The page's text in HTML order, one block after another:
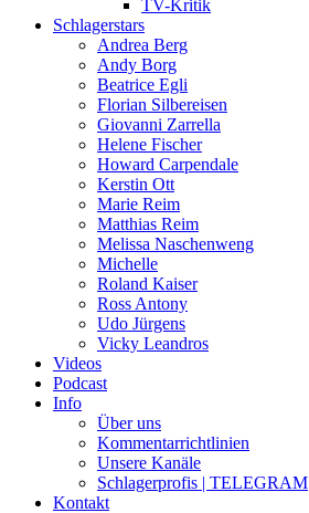
TV-Kritik
Schlagerstars
Andrea Berg
Andy Borg
Beatrice Egli
Florian Silbereisen
Giovanni Zarrella
Helene Fischer
Howard Carpendale
Kerstin Ott
Marie Reim
Matthias Reim
Melissa Naschenweng
Michelle
Roland Kaiser
Ross Antony
Udo Jürgens
Vicky Leandros
Videos
Podcast
Info
Über uns
Kommentarrichtlinien
Unsere Kanäle
Schlagerprofis | TELEGRAM
Kontakt